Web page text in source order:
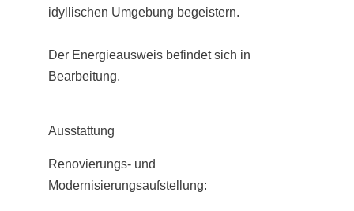
idyllischen Umgebung begeistern.
Der Energieausweis befindet sich in
Bearbeitung.
Ausstattung
Renovierungs- und
Modernisierungsaufstellung: